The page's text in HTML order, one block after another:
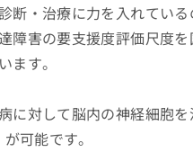
断・治療に力を入れてい
障害の要支援度評価尺度
ます。
に対して脳内の神経細胞
可能です。